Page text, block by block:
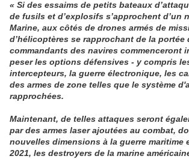
« Si des essaims de petits bateaux
de fusils et d’explosifs s’approchent d’un
Marine, aux côtés de drones armés de
d’hélicoptères se rapprochant de la portée
commandants des navires commenceront
peser les options défensives - y compris
intercepteurs, la guerre électronique, les
des armes de zone telles que le système
rapprochées.
Maintenant, de telles attaques seront
par des armes laser ajoutées au combat,
nouvelles dimensions à la guerre maritime
2021, les destroyers de la marine